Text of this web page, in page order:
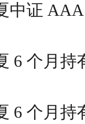
中证
6 个月持
6 个月持